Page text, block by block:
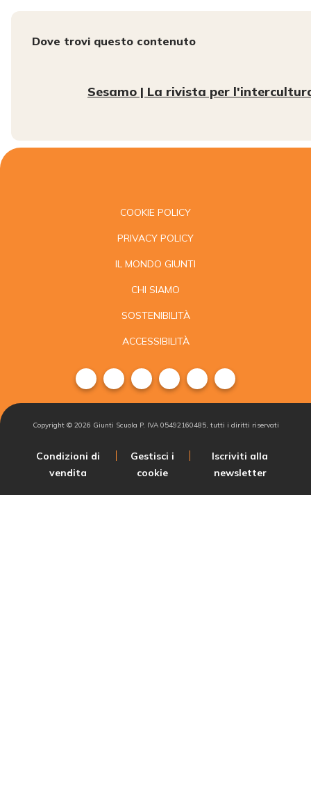
Dove trovi questo contenuto
Sesamo | La rivista per
COOKIE POLICY
PRIVACY POLICY
IL MONDO GIUNTI
CHI SIAMO
SOSTENIBILITÀ
ACCESSIBILITÀ
Copyright © 2026 Giunti Scuola P. IVA 05492160485, tutti i diritti riservati
Condizioni di
vendita
Gestisci i
cookie
Iscriviti alla
newsletter